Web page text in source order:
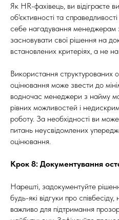
Як HR-фахівець, ви відіграєте
об'єктивності та
себе нагадування менеджерам
засновувати свої рішення на
встановлених критеріях, а не
Використання структурованих
оцінювання може звести до
водночас менеджери з найму
рівних можливостей і
роботу. За необхідності ви
питань неусвідомлених
оцінювання.
Крок 8: Документування
Нарешті, задокументуйте
будь-які відгуки про
важливо для підтримання